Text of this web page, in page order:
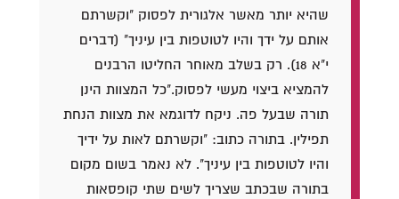
שהיא יותר מאשר אלגורית לפסוק "וקשרתם
אותם על ידך והיו לטוטפות בין עיניך" (דברים
י"א 18). רק בשלב מאוחר החליטו הרבנים
להמציא ביצוי מעשי לפסוק."כל המצוות הינן
תורה שבעל פה. ניקח לדוגמא את מצוות הנחת
תפילין. בתורה כתוב: "וקשרתם לאות על ידיך
והיו לטוטפות בין עיניך". לא נאמר בשום מקום
בתורה שבכתב שצריך לשים שתי קופסאות